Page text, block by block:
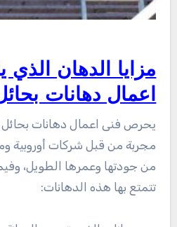
مزايا الدهان الذي
اعمال دهانات
يحرص فنى اعمال دهانات
مجربة من قبل شركات أوروبية
من جودتها وعمرها الطويل، وفيما
تتمتع بها هذه الدهانات: